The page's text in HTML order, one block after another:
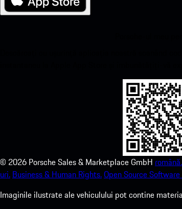
© 2026 Porsche Sales & Marketplace GmbH română.
uri. Business & Human Rights.Open Source
Imaginile ilustrate ale vehiculului pot contine